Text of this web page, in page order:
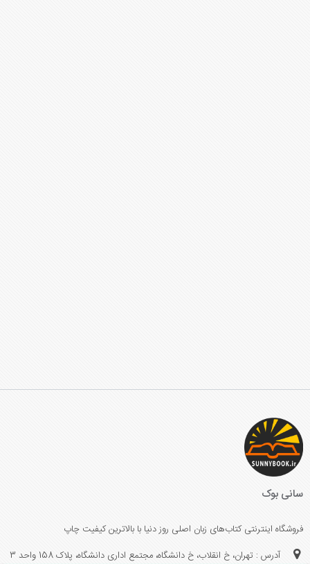
سانی بوک
فروشگاه اینترنتی کتاب‌های زبان اصلی روز دنیا با بالاترین کیفیت چاپ
آدرس : تهران، خ انقلاب، خ دانشگاه، مجتمع اداری دانشگاه، پلاک 158 واحد 3